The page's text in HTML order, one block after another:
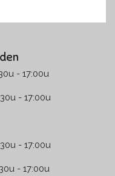
- 17:00u
- 17:00u
- 17:00u
- 17:00u